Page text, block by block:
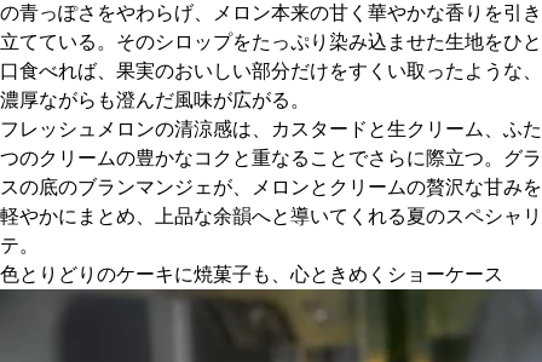
の青っぽさをやわらげ、メロン本来の甘く華やかな香りを引き
立てている。そのシロップをたっぷり染み込ませた生地をひと
口食べれば、果実のおいしい部分だけをすくい取ったような、
濃厚ながらも澄んだ風味が広がる。
フレッシュメロンの清涼感は、カスタードと生クリーム、ふた
つのクリームの豊かなコクと重なることでさらに際立つ。グラ
スの底のブランマンジェが、メロンとクリームの贅沢な甘みを
軽やかにまとめ、上品な余韻へと導いてくれる夏のスペシャリ
テ。
色とりどりのケーキに焼菓子も、心ときめくショーケース